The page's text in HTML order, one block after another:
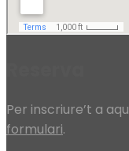
Per inscriure’t a
formulari.